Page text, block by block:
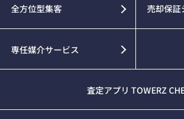
全方位型集客 売却保証
専任媒介サービス
査定アプリ TOWERZ